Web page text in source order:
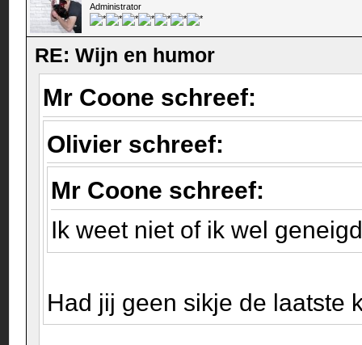
Administrator
RE: Wijn en humor
Mr Coone schreef:
Olivier schreef:
Mr Coone schreef:
Ik weet niet of ik wel
Had jij geen sikje de laatste